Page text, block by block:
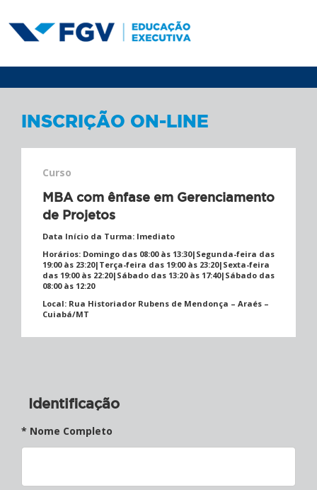
INSCRIÇÃO ON-LINE
Curso
MBA com ênfase em Gerenciamento
de Projetos
Data Início da Turma: Imediato
Horários: Domingo das 08:00 às 13:30|Segunda-feira das
19:00 às 23:20|Terça-feira das 19:00 às 23:20|Sexta-feira
das 19:00 às 22:20|Sábado das 13:20 às 17:40|Sábado das
08:00 às 12:20
Local: Rua Historiador Rubens de Mendonça – Araés –
Cuiabá/MT
Identificação
* Nome Completo